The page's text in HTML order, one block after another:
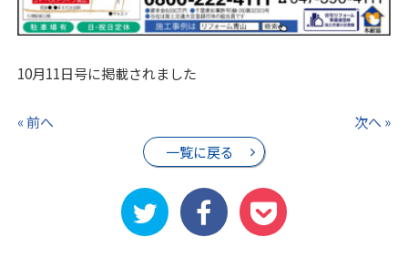
10月11日号に掲載されました
« 前へ
一覧に戻る
次へ »